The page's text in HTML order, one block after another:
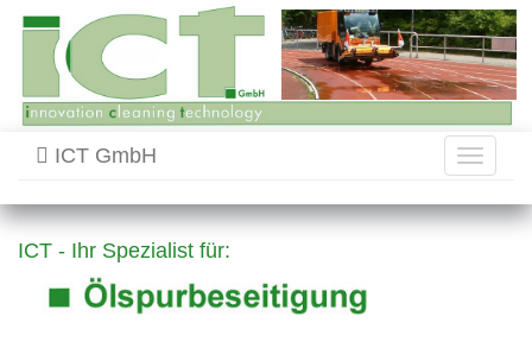
Toggle
ICT GmbH
ICT - Ihr Spezialist für: